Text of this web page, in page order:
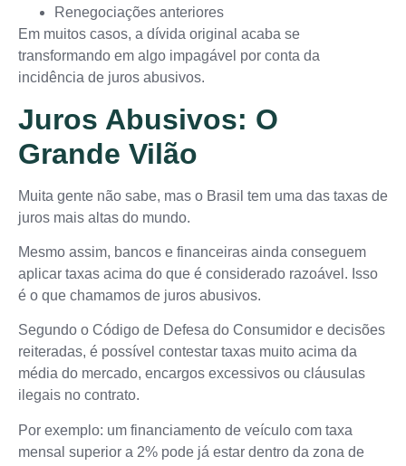
Renegociações anteriores
Em muitos casos, a dívida original acaba se
transformando em algo impagável por conta da
incidência de juros abusivos.
Juros Abusivos: O
Grande Vilão
Muita gente não sabe, mas o Brasil tem uma das taxas de
juros mais altas do mundo.
Mesmo assim, bancos e financeiras ainda conseguem
aplicar taxas acima do que é considerado razoável. Isso
é o que chamamos de juros abusivos.
Segundo o Código de Defesa do Consumidor e decisões
reiteradas, é possível contestar taxas muito acima da
média do mercado, encargos excessivos ou cláusulas
ilegais no contrato.
Por exemplo: um financiamento de veículo com taxa
mensal superior a 2% pode já estar dentro da zona de